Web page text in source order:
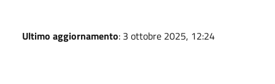
Ultimo aggiornamento: 3 ottobre 2025, 12:24